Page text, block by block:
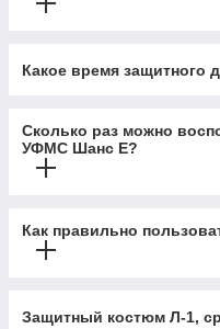
Какое время защитного
Сколько раз можно
УФМС Шанс Е?
Как правильно
Защитный костюм Л-1,